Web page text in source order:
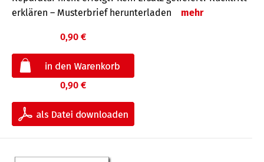
erklären – Musterbrief herunterladen
mehr
0,90 €
0,90 €